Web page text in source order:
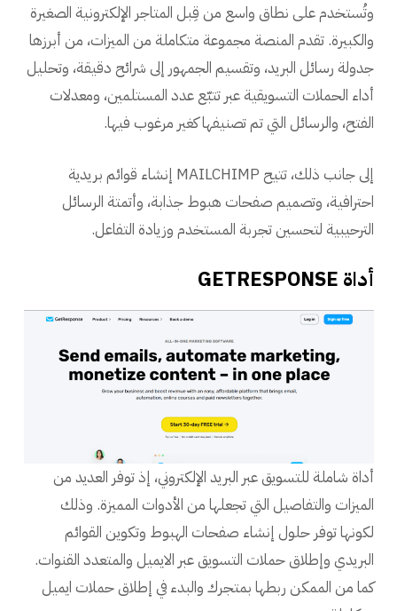
وتُستخدم على نطاق واسع من قِبل المتاجر الإلكترونية الصغيرة
والكبيرة. تقدم المنصة مجموعة متكاملة من الميزات، من أبرزها
جدولة رسائل البريد، وتقسيم الجمهور إلى شرائح دقيقة، وتحليل
أداء الحملات التسويقية عبر تتبّع عدد المستلمين، ومعدلات
الفتح، والرسائل التي تم تصنيفها كغير مرغوب فيها.
إلى جانب ذلك، تتيح MAILCHIMP إنشاء قوائم بريدية
احترافية، وتصميم صفحات هبوط جذابة، وأتمتة الرسائل
الترحيبية لتحسين تجربة المستخدم وزيادة التفاعل.
أداة GETRESPONSE
أداة شاملة للتسويق عبر البريد الإلكتروني، إذ توفر العديد من
الميزات والتفاصيل التي تجعلها من الأدوات المميزة. وذلك
لكونها توفر حلول إنشاء صفحات الهبوط وتكوين القوائم
البريدي وإطلاق حملات التسويق عبر الايميل والمتعدد القنوات.
كما من الممكن ربطها بمتجرك والبدء في إطلاق حملات ايميل